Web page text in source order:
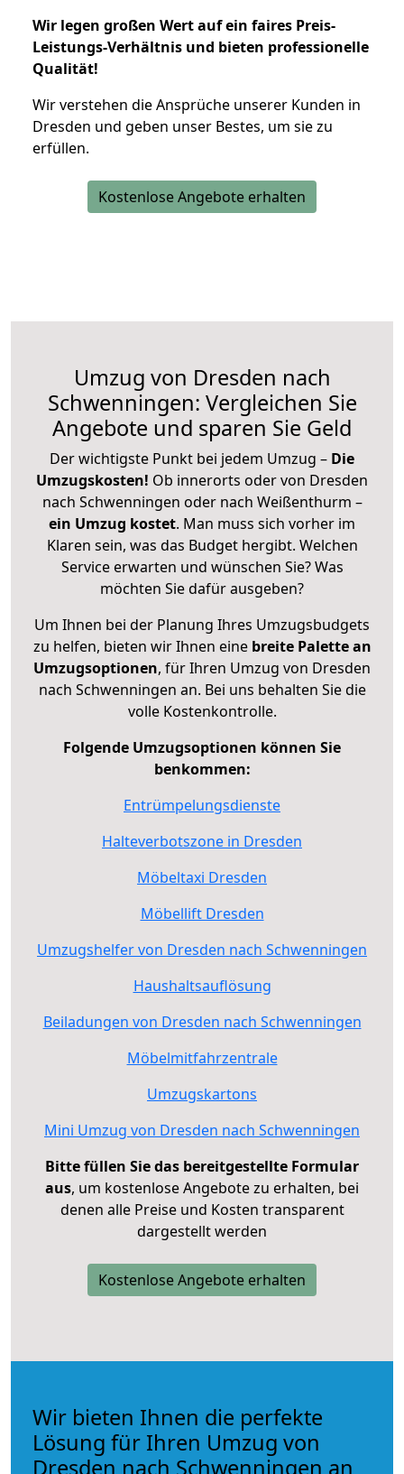
Wir legen großen Wert auf ein faires Preis-
Leistungs-Verhältnis und bieten professionelle
Qualität!
Wir verstehen die Ansprüche unserer Kunden in
Dresden und geben unser Bestes, um sie zu
erfüllen.
Kostenlose Angebote erhalten
Umzug von Dresden nach
Schwenningen: Vergleichen Sie
Angebote und sparen Sie Geld
Der wichtigste Punkt bei jedem Umzug – Die
Umzugskosten! Ob innerorts oder von Dresden
nach Schwenningen oder nach Weißenthurm –
ein Umzug kostet. Man muss sich vorher im
Klaren sein, was das Budget hergibt. Welchen
Service erwarten und wünschen Sie? Was
möchten Sie dafür ausgeben?
Um Ihnen bei der Planung Ihres Umzugsbudgets
zu helfen, bieten wir Ihnen eine breite Palette an
Umzugsoptionen, für Ihren Umzug von Dresden
nach Schwenningen an. Bei uns behalten Sie die
volle Kostenkontrolle.
Folgende Umzugsoptionen können Sie
benkommen:
Entrümpelungsdienste
Halteverbotszone in Dresden
Möbeltaxi Dresden
Möbellift Dresden
Umzugshelfer von Dresden nach Schwenningen
Haushaltsauflösung
Beiladungen von Dresden nach Schwenningen
Möbelmitfahrzentrale
Umzugskartons
Mini Umzug von Dresden nach Schwenningen
Bitte füllen Sie das bereitgestellte Formular
aus, um kostenlose Angebote zu erhalten, bei
denen alle Preise und Kosten transparent
dargestellt werden
Kostenlose Angebote erhalten
Wir bieten Ihnen die perfekte
Lösung für Ihren Umzug von
Dresden nach Schwenningen an